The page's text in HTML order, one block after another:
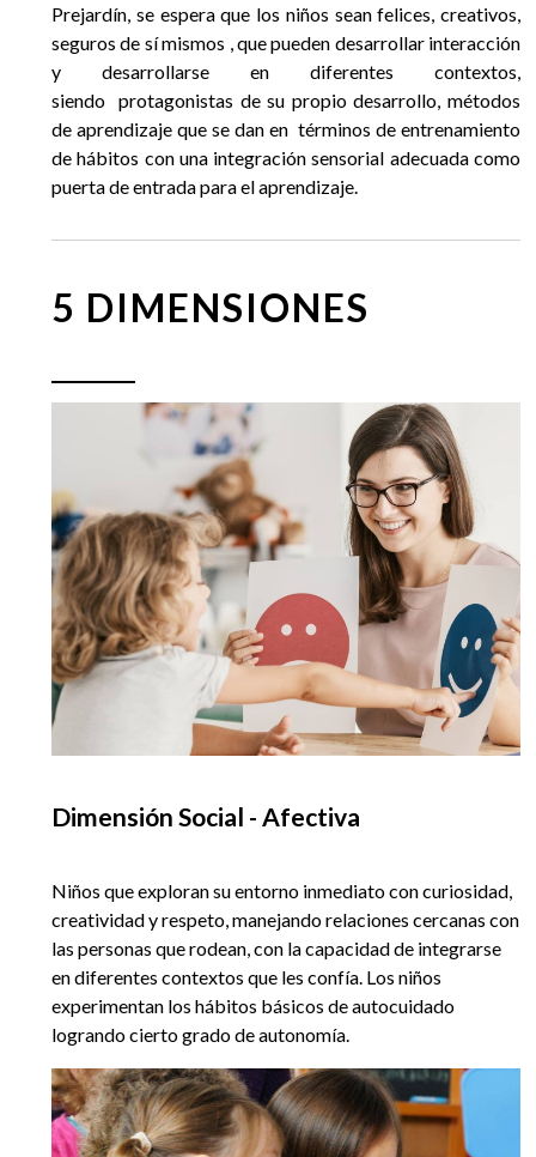
Prejardín, se espera que los niños sean felices, creativos,
seguros de sí mismos , que pueden desarrollar interacción
y desarrollarse en diferentes contextos,
siendo protagonistas de su propio desarrollo, métodos
de aprendizaje que se dan en términos de entrenamiento
de hábitos con una integración sensorial adecuada como
puerta de entrada para el aprendizaje.
5 DIMENSIONES
Dimensión Social - Afectiva
Niños que exploran su entorno inmediato con curiosidad,
creatividad y respeto, manejando relaciones cercanas con
las personas que rodean, con la capacidad de integrarse
en diferentes contextos que les confía. Los niños
experimentan los hábitos básicos de autocuidado
logrando cierto grado de autonomía.